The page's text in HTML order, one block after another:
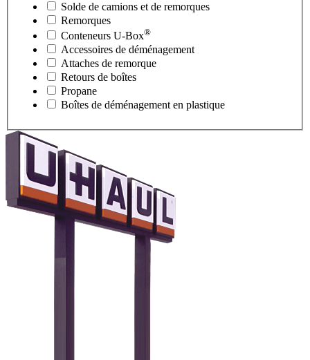
Solde de camions et de remorques
Remorques
Conteneurs U-Box®
Accessoires de déménagement
Attaches de remorque
Retours de boîtes
Propane
Boîtes de déménagement en plastique